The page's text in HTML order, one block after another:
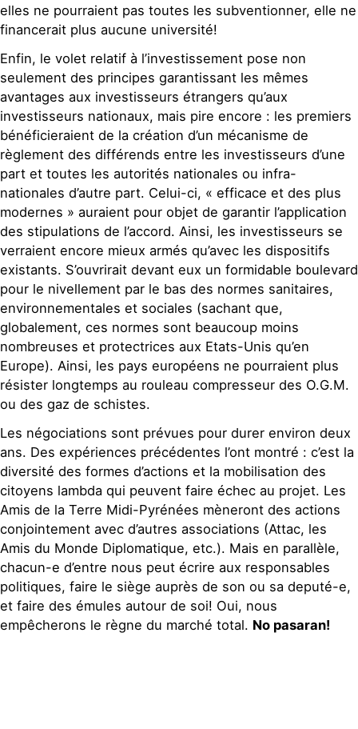
elles ne pourraient pas toutes les subventionner, elle ne
financerait plus aucune université!
Enfin, le volet relatif à l’investissement pose non
seulement des principes garantissant les mêmes
avantages aux investisseurs étrangers qu’aux
investisseurs nationaux, mais pire encore : les premiers
bénéficieraient de la création d’un mécanisme de
règlement des différends entre les investisseurs d’une
part et toutes les autorités nationales ou infra-
nationales d’autre part. Celui-ci, « efficace et des plus
modernes » auraient pour objet de garantir l’application
des stipulations de l’accord. Ainsi, les investisseurs se
verraient encore mieux armés qu’avec les dispositifs
existants. S’ouvrirait devant eux un formidable boulevard
pour le nivellement par le bas des normes sanitaires,
environnementales et sociales (sachant que,
globalement, ces normes sont beaucoup moins
nombreuses et protectrices aux Etats-Unis qu’en
Europe). Ainsi, les pays européens ne pourraient plus
résister longtemps au rouleau compresseur des O.G.M.
ou des gaz de schistes.
Les négociations sont prévues pour durer environ deux
ans. Des expériences précédentes l’ont montré : c’est la
diversité des formes d’actions et la mobilisation des
citoyens lambda qui peuvent faire échec au projet. Les
Amis de la Terre Midi-Pyrénées mèneront des actions
conjointement avec d’autres associations (Attac, les
Amis du Monde Diplomatique, etc.). Mais en parallèle,
chacun-e d’entre nous peut écrire aux responsables
politiques, faire le siège auprès de son ou sa deputé-e,
et faire des émules autour de soi! Oui, nous
empêcherons le règne du marché total. No pasaran!